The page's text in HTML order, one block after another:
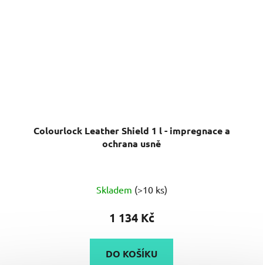
Colourlock Leather Shield 1 l - impregnace a
ochrana usně
hodnocení
produktu
5,0
z
Skladem (>10 ks)
1 134 Kč
DO KOŠÍKU